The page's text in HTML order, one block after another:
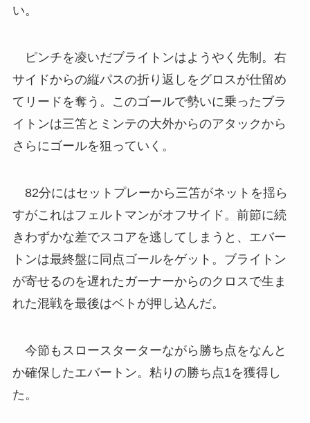
い。
ピンチを凌いだブライトンはようやく先制。右
サイドからの縦パスの折り返しをグロスが仕留め
てリードを奪う。このゴールで勢いに乗ったブラ
イトンは三笘とミンテの大外からのアタックから
さらにゴールを狙っていく。
82分にはセットプレーから三笘がネットを揺ら
すがこれはフェルトマンがオフサイド。前節に続
きわずかな差でスコアを逃してしまうと、エバー
トンは最終盤に同点ゴールをゲット。ブライトン
が寄せるのを遅れたガーナーからのクロスで生ま
れた混戦を最後はベトが押し込んだ。
今節もスロースターターながら勝ち点をなんと
か確保したエバートン。粘りの勝ち点1を獲得し
た。